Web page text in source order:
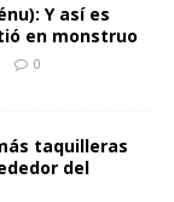
Y así es
en monstruo
0
taquilleras
del